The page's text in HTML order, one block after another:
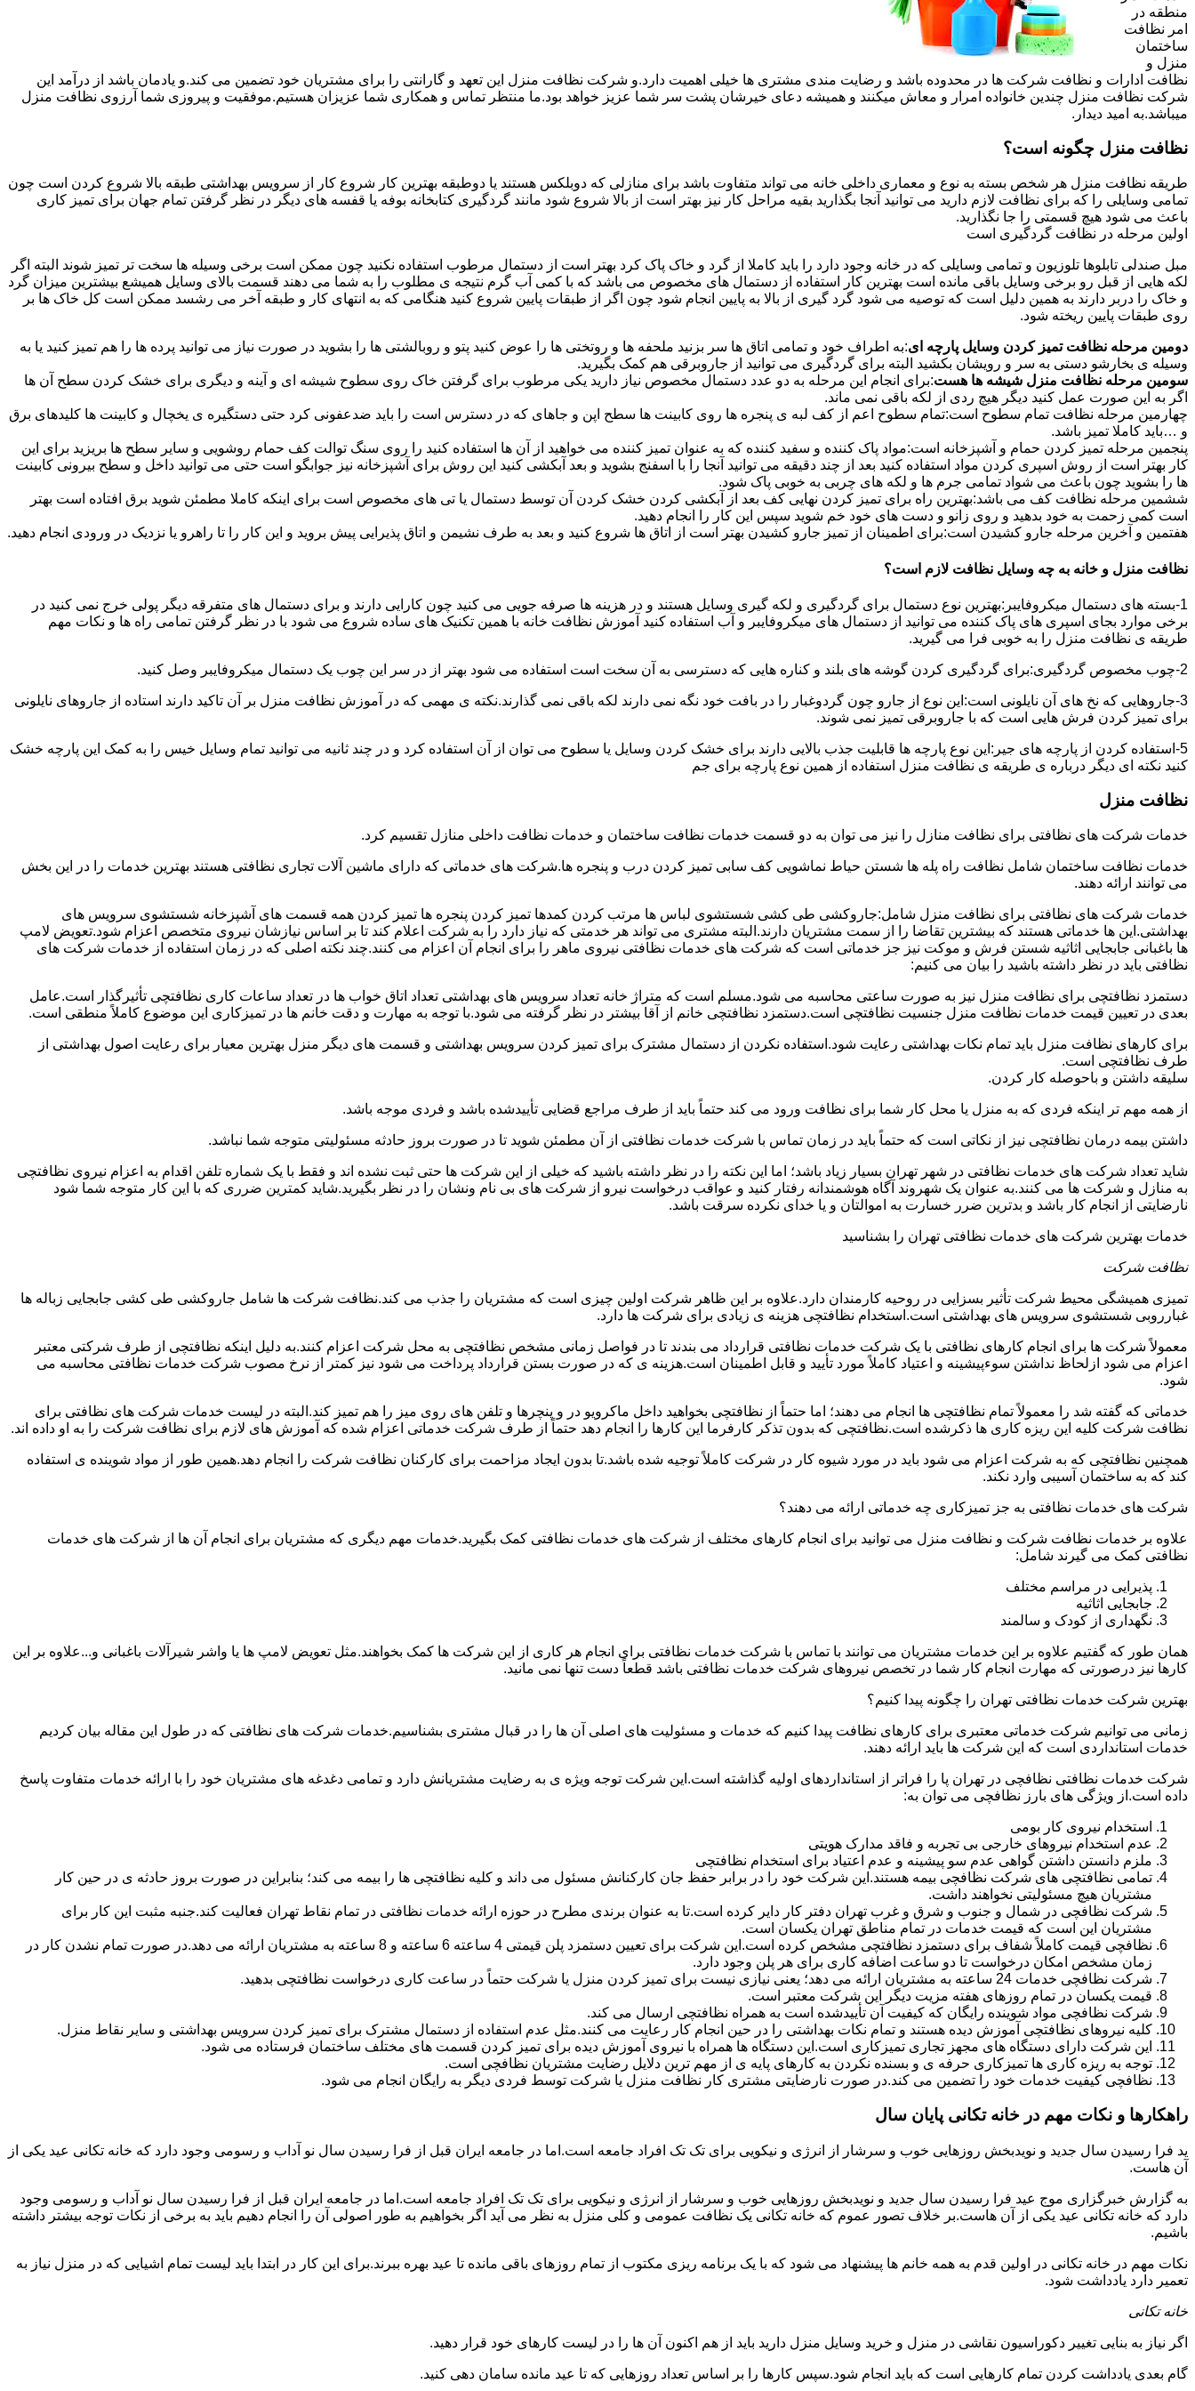
منطقه در
امر نظافت
ساختمان
منزل و
نظافت ادارات و نظافت شرکت ها در محدوده باشد و رضایت مندی مشتری ها خیلی اهمیت دارد.و شرکت نظافت منزل این تعهد و گارانتی را برای مشتریان خود تضمین می کند.و یادمان باشد از درآمد این
شرکت نظافت منزل چندین خانواده امرار و معاش میکنند و همیشه دعای خیرشان پشت سر شما عزیز خواهد بود.ما منتظر تماس و همکاری شما عزیزان هستیم.موفقیت و پیروزی شما آرزوی نظافت منزل
میباشد.به امید دیدار.
نظافت منزل چگونه است؟
طریقه نظافت منزل هر شخص بسته به نوع و معماری داخلی خانه می تواند متفاوت باشد برای منازلی که دوبلکس هستند یا دوطبقه بهترین کار شروع کار از سرویس بهداشتی طبقه بالا شروع کردن است چون
تمامی وسایلی را که برای نظافت لازم دارید می توانید آنجا بگذارید بقیه مراحل کار نیز بهتر است از بالا شروع شود مانند گردگیری کتابخانه بوفه یا قفسه های دیگر در نظر گرفتن تمام جهان برای تمیز کاری
باعث می شود هیچ قسمتی را جا نگذارید.
اولین مرحله در نظافت گردگیری است
مبل صندلی تابلوها تلوزیون و تمامی وسایلی که در خانه وجود دارد را باید کاملا از گرد و خاک پاک کرد بهتر است از دستمال مرطوب استفاده نکنید چون ممکن است برخی وسیله ها سخت تر تمیز شوند البته اگر
لکه هایی از قبل رو برخی وسایل باقی مانده است بهترین کار استفاده از دستمال های مخصوص می باشد که با کمی آب گرم نتیجه ی مطلوب را به شما می دهند قسمت بالای وسایل همیشع بیشترین میزان گرد
و خاک را دربر دارند به همین دلیل است که توصیه می شود گرد گیری از بالا به پایین انجام شود چون اگر از طبقات پایین شروع کنید هنگامی که به انتهای کار و طبقه آخر می رشسد ممکن است کل خاک ها بر
روی طبقات پایین ریخته شود.
دومین مرحله نظافت تمیز کردن وسایل پارچه ای:به اطراف خود و تمامی اتاق ها سر بزنید ملحفه ها و روتختی ها را عوض کنید پتو و روبالشتی ها را بشوید در صورت نیاز می توانید پرده ها را هم تمیز کنید یا به
وسیله ی بخارشو دستی به سر و رویشان بکشید البته برای گردگیری می توانید از جاروبرقی هم کمک بگیرید.
سومین مرحله نظافت منزل شیشه ها هست:برای انجام این مرحله به دو عدد دستمال مخصوص نیاز دارید یکی مرطوب برای گرفتن خاک روی سطوح شیشه ای و آینه و دیگری برای خشک کردن سطح آن ها
اگر به این صورت عمل کنید دیگر هیچ ردی از لکه باقی نمی ماند.
چهارمین مرحله نظافت تمام سطوح است:تمام سطوح اعم از کف لبه ی پنجره ها روی کابینت ها سطح اپن و جاهای که در دسترس است را باید ضدعفونی کرد حتی دستگیره ی یخچال و کابینت ها کلیدهای برق
و …باید کاملا تمیز باشد.
پنجمین مرحله تمیز کردن حمام و آشپزخانه است:مواد پاک کننده و سفید کننده که به عنوان تمیز کننده می خواهید از آن ها استفاده کنید را روی سنگ توالت کف حمام روشویی و سایر سطح ها بریزید برای این
کار بهتر است از روش اسپری کردن مواد استفاده کنید بعد از چند دقیقه می توانید آنجا را با اسفنج بشوید و بعد آبکشی کنید این روش برای آشپزخانه نیز جوابگو است حتی می توانید داخل و سطح بیرونی کابینت
ها را بشوید چون باعث می شواد تمامی جرم ها و لکه های چربی به خوبی پاک شود.
ششمین مرحله نظافت کف می باشد:بهترین راه برای تمیز کردن نهایی کف بعد از آبکشی کردن خشک کردن آن توسط دستمال یا تی های مخصوص است برای اینکه کاملا مطمئن شوید برق افتاده است بهتر
است کمی زحمت به خود بدهید و روی زانو و دست های خود خم شوید سپس این کار را انجام دهید.
هفتمین و آخرین مرحله جارو کشیدن است:برای اطمینان از تمیز جارو کشیدن بهتر است از اتاق ها شروع کنید و بعد به طرف نشیمن و اتاق پذیرایی پیش بروید و این کار را تا راهرو یا نزدیک در ورودی انجام دهید.
نظافت منزل و خانه به چه وسایل نظافت لازم است؟
1-بسته های دستمال میکروفایبر:بهترین نوع دستمال برای گردگیری و لکه گیری وسایل هستند و در هزینه ها صرفه جویی می کنید چون کارایی دارند و برای دستمال های متفرقه دیگر پولی خرج نمی کنید در
برخی موارد بجای اسپری های پاک کننده می توانید از دستمال های میکروفایبر و آب استفاده کنید آموزش نظافت خانه با همین تکنیک های ساده شروع می شود با در نظر گرفتن تمامی راه ها و نکات مهم
طریقه ی نظافت منزل را به خوبی فرا می گیرید.
2-چوب مخصوص گردگیری:برای گردگیری کردن گوشه های بلند و کناره هایی که دسترسی به آن سخت است استفاده می شود بهتر از در سر این چوب یک دستمال میکروفایبر وصل کنید.
3-جاروهایی که نخ های آن نایلونی است:این نوع از جارو چون گردوغبار را در بافت خود نگه نمی دارند لکه باقی نمی گذارند.نکته ی مهمی که در آموزش نظافت منزل بر آن تاکید دارند استاده از جاروهای نایلونی
برای تمیز کردن فرش هایی است که با جاروبرقی تمیز نمی شوند.
5-استفاده کردن از پارچه های جیر:این نوع پارچه ها قابلیت جذب بالایی دارند برای خشک کردن وسایل یا سطوح می توان از آن استفاده کرد و در چند ثانیه می توانید تمام وسایل خیس را به کمک این پارچه خشک
کنید نکته ای دیگر درباره ی طریقه ی نظافت منزل استفاده از همین نوع پارچه برای جم
نظافت منزل
خدمات شرکت های نظافتی برای نظافت منازل را نیز می توان به دو قسمت خدمات نظافت ساختمان و خدمات نظافت داخلی منازل تقسیم کرد.
خدمات نظافت ساختمان شامل نظافت راه پله ها شستن حیاط نماشویی کف سابی تمیز کردن درب و پنجره ها.شرکت های خدماتی که دارای ماشین آلات تجاری نظافتی هستند بهترین خدمات را در این بخش
می توانند ارائه دهند.
خدمات شرکت های نظافتی برای نظافت منزل شامل:جاروکشی طی کشی شستشوی لباس ها مرتب کردن کمدها تمیز کردن پنجره ها تمیز کردن همه قسمت های آشپزخانه شستشوی سرویس های
بهداشتی.این ها خدماتی هستند که بیشترین تقاضا را از سمت مشتریان دارند.البته مشتری می تواند هر خدمتی که نیاز دارد را به شرکت اعلام کند تا بر اساس نیازشان نیروی متخصص اعزام شود.تعویض لامپ
ها باغبانی جابجایی اثاثیه شستن فرش و موکت نیز جز خدماتی است که شرکت های خدمات نظافتی نیروی ماهر را برای انجام آن اعزام می کنند.چند نکته اصلی که در زمان استفاده از خدمات شرکت های
نظافتی باید در نظر داشته باشید را بیان می کنیم:
دستمزد نظافتچی برای نظافت منزل نیز به صورت ساعتی محاسبه می شود.مسلم است که متراژ خانه تعداد سرویس های بهداشتی تعداد اتاق خواب ها در تعداد ساعات کاری نظافتچی تأثیرگذار است.عامل
بعدی در تعیین قیمت خدمات نظافت منزل جنسیت نظافتچی است.دستمزد نظافتچی خانم از آقا بیشتر در نظر گرفته می شود.با توجه به مهارت و دقت خانم ها در تمیزکاری این موضوع کاملاً منطقی است.
برای کارهای نظافت منزل باید تمام نکات بهداشتی رعایت شود.استفاده نکردن از دستمال مشترک برای تمیز کردن سرویس بهداشتی و قسمت های دیگر منزل بهترین معیار برای رعایت اصول بهداشتی از
طرف نظافتچی است.
سلیقه داشتن و باحوصله کار کردن.
از همه مهم تر اینکه فردی که به منزل یا محل کار شما برای نظافت ورود می کند حتماً باید از طرف مراجع قضایی تأییدشده باشد و فردی موجه باشد.
داشتن بیمه درمان نظافتچی نیز از نکاتی است که حتماً باید در زمان تماس با شرکت خدمات نظافتی از آن مطمئن شوید تا در صورت بروز حادثه مسئولیتی متوجه شما نباشد.
شاید تعداد شرکت های خدمات نظافتی در شهر تهران بسیار زیاد باشد؛ اما این نکته را در نظر داشته باشید که خیلی از این شرکت ها حتی ثبت نشده اند و فقط با یک شماره تلفن اقدام به اعزام نیروی نظافتچی
به منازل و شرکت ها می کنند.به عنوان یک شهروند آگاه هوشمندانه رفتار کنید و عواقب درخواست نیرو از شرکت های بی نام ونشان را در نظر بگیرید.شاید کمترین ضرری که با این کار متوجه شما شود
نارضایتی از انجام کار باشد و بدترین ضرر خسارت به اموالتان و یا خدای نکرده سرقت باشد.
خدمات بهترین شرکت های خدمات نظافتی تهران را بشناسید
نظافت شرکت
تمیزی همیشگی محیط شرکت تأثیر بسزایی در روحیه کارمندان دارد.علاوه بر این ظاهر شرکت اولین چیزی است که مشتریان را جذب می کند.نظافت شرکت ها شامل جاروکشی طی کشی جابجایی زباله ها
غبارروبی شستشوی سرویس های بهداشتی است.استخدام نظافتچی هزینه ی زیادی برای شرکت ها دارد.
معمولاً شرکت ها برای انجام کارهای نظافتی با یک شرکت خدمات نظافتی قرارداد می بندند تا در فواصل زمانی مشخص نظافتچی به محل شرکت اعزام کنند.به دلیل اینکه نظافتچی از طرف شرکتی معتبر
اعزام می شود ازلحاظ نداشتن سوءپیشینه و اعتیاد کاملاً مورد تأیید و قابل اطمینان است.هزینه ی که در صورت بستن قرارداد پرداخت می شود نیز کمتر از نرخ مصوب شرکت خدمات نظافتی محاسبه می
شود.
خدماتی که گفته شد را معمولاً تمام نظافتچی ها انجام می دهند؛ اما حتماً از نظافتچی بخواهید داخل ماکرویو در و پنچرها و تلفن های روی میز را هم تمیز کند.البته در لیست خدمات شرکت های نظافتی برای
نظافت شرکت کلیه این ریزه کاری ها ذکرشده است.نظافتچی که بدون تذکر کارفرما این کارها را انجام دهد حتماً از طرف شرکت خدماتی اعزام شده که آموزش های لازم برای نظافت شرکت را به او داده اند.
همچنین نظافتچی که به شرکت اعزام می شود باید در مورد شیوه کار در شرکت کاملاً توجیه شده باشد.تا بدون ایجاد مزاحمت برای کارکنان نظافت شرکت را انجام دهد.همین طور از مواد شوینده ی استفاده
کند که به ساختمان آسیبی وارد نکند.
شرکت های خدمات نظافتی به جز تمیزکاری چه خدماتی ارائه می دهند؟
علاوه بر خدمات نظافت شرکت و نظافت منزل می توانید برای انجام کارهای مختلف از شرکت های خدمات نظافتی کمک بگیرید.خدمات مهم دیگری که مشتریان برای انجام آن ها از شرکت های خدمات
نظافتی کمک می گیرند شامل:
پذیرایی در مراسم مختلف
جابجایی اثاثیه
نگهداری از کودک و سالمند
همان طور که گفتیم علاوه بر این خدمات مشتریان می توانند با تماس با شرکت خدمات نظافتی برای انجام هر کاری از این شرکت ها کمک بخواهند.مثل تعویض لامپ ها یا واشر شیرآلات باغبانی و...علاوه بر این
کارها نیز درصورتی که مهارت انجام کار شما در تخصص نیروهای شرکت خدمات نظافتی باشد قطعاً دست تنها نمی مانید.
بهترین شرکت خدمات نظافتی تهران را چگونه پیدا کنیم؟
زمانی می توانیم شرکت خدماتی معتبری برای کارهای نظافت پیدا کنیم که خدمات و مسئولیت های اصلی آن ها را در قبال مشتری بشناسیم.خدمات شرکت های نظافتی که در طول این مقاله بیان کردیم
خدمات استانداردی است که این شرکت ها باید ارائه دهند.
شرکت خدمات نظافتی نظافچی در تهران پا را فراتر از استانداردهای اولیه گذاشته است.این شرکت توجه ویژه ی به رضایت مشتریانش دارد و تمامی دغدغه های مشتریان خود را با ارائه خدمات متفاوت پاسخ
داده است.از ویژگی های بارز نظافچی می توان به:
استخدام نیروی کار بومی
عدم استخدام نیروهای خارجی بی تجربه و فاقد مدارک هویتی
ملزم دانستن داشتن گواهی عدم سو پیشینه و عدم اعتیاد برای استخدام نظافتچی
تمامی نظافتچی های شرکت نظافچی بیمه هستند.این شرکت خود را در برابر حفظ جان کارکنانش مسئول می داند و کلیه نظافتچی ها را بیمه می کند؛ بنابراین در صورت بروز حادثه ی در حین کار
مشتریان هیچ مسئولیتی نخواهند داشت.
شرکت نظافچی در شمال و جنوب و شرق و غرب تهران دفتر کار دایر کرده است.تا به عنوان برندی مطرح در حوزه ارائه خدمات نظافتی در تمام نقاط تهران فعالیت کند.جنبه مثبت این کار برای
مشتریان این است که قیمت خدمات در تمام مناطق تهران یکسان است.
نظافچی قیمت کاملاً شفاف برای دستمزد نظافتچی مشخص کرده است.این شرکت برای تعیین دستمزد پلن قیمتی 4 ساعته 6 ساعته و 8 ساعته به مشتریان ارائه می دهد.در صورت تمام نشدن کار در
زمان مشخص امکان درخواست تا دو ساعت اضافه کاری برای هر پلن وجود دارد.
شرکت نظافچی خدمات 24 ساعته به مشتریان ارائه می دهد؛ یعنی نیازی نیست برای تمیز کردن منزل یا شرکت حتماً در ساعت کاری درخواست نظافتچی بدهید.
قیمت یکسان در تمام روزهای هفته مزیت دیگر این شرکت معتبر است.
شرکت نظافچی مواد شوینده رایگان که کیفیت آن تأییدشده است به همراه نظافتچی ارسال می کند.
کلیه نیروهای نظافتچی آموزش دیده هستند و تمام نکات بهداشتی را در حین انجام کار رعایت می کنند.مثل عدم استفاده از دستمال مشترک برای تمیز کردن سرویس بهداشتی و سایر نقاط منزل.
این شرکت دارای دستگاه های مجهز تجاری تمیزکاری است.این دستگاه ها همراه با نیروی آموزش دیده برای تمیز کردن قسمت های مختلف ساختمان فرستاده می شود.
توجه به ریزه کاری ها تمیزکاری حرفه ی و بسنده نکردن به کارهای پایه ی از مهم ترین دلایل رضایت مشتریان نظافچی است.
نظافچی کیفیت خدمات خود را تضمین می کند.در صورت نارضایتی مشتری کار نظافت منزل یا شرکت توسط فردی دیگر به رایگان انجام می شود.
راهکارها و نکات مهم در خانه تکانی پایان سال
ید فرا رسیدن سال جدید و نویدبخش روزهایی خوب و سرشار از انرژی و نیکویی برای تک تک افراد جامعه است.اما در جامعه ایران قبل از فرا رسیدن سال نو آداب و رسومی وجود دارد که خانه تکانی عید یکی از
آن هاست.
به گزارش خبرگزاری موج عید فرا رسیدن سال جدید و نویدبخش روزهایی خوب و سرشار از انرژی و نیکویی برای تک تک افراد جامعه است.اما در جامعه ایران قبل از فرا رسیدن سال نو آداب و رسومی وجود
دارد که خانه تکانی عید یکی از آن هاست.بر خلاف تصور عموم که خانه تکانی یک نظافت عمومی و کلی منزل به نظر می آید اگر بخواهیم به طور اصولی آن را انجام دهیم باید به برخی از نکات توجه بیشتر داشته
باشیم.
نکات مهم در خانه تکانی در اولین قدم به همه خانم ها پیشنهاد می شود که با یک برنامه ریزی مکتوب از تمام روزهای باقی مانده تا عید بهره ببرند.برای این کار در ابتدا باید لیست تمام اشیایی که در منزل نیاز به
تعمیر دارد یادداشت شود.
خانه تکانی
اگر نیاز به بنایی تغییر دکوراسیون نقاشی در منزل و خرید وسایل منزل دارید باید از هم اکنون آن ها را در لیست کارهای خود قرار دهید.
گام بعدی یادداشت کردن تمام کارهایی است که باید انجام شود.سپس کارها را بر اساس تعداد روزهایی که تا عید مانده سامان دهی کنید.